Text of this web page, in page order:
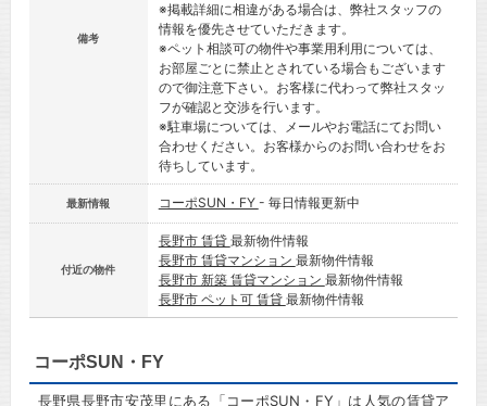
備考
※掲載詳細に相違がある場合は、弊社スタッフの
情報を優先させていただきます。
※ペット相談可の物件や事業用利用については、
お部屋ごとに禁止とされている場合もございます
ので御注意下さい。お客様に代わって弊社スタッ
フが確認と交渉を行います。
※駐車場については、メールやお電話にてお問い
合わせください。お客様からのお問い合わせをお
待ちしています。
最新情報 コーポSUN・FY - 毎日情報更新中
付近の物件
長野市 賃貸 最新物件情報
長野市 賃貸マンション 最新物件情報
長野市 新築 賃貸マンション 最新物件情報
長野市 ペット可 賃貸 最新物件情報
コーポSUN・FY
長野県長野市安茂里にある「コーポSUN・FY」は人気の賃貸ア